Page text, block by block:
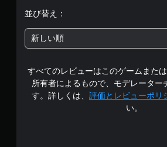
並び替え：
新しい順
すべてのレビューはこのゲームまた
所有者によるもので、モデレーター
す。詳しくは、 評価とレビューポリ
い。